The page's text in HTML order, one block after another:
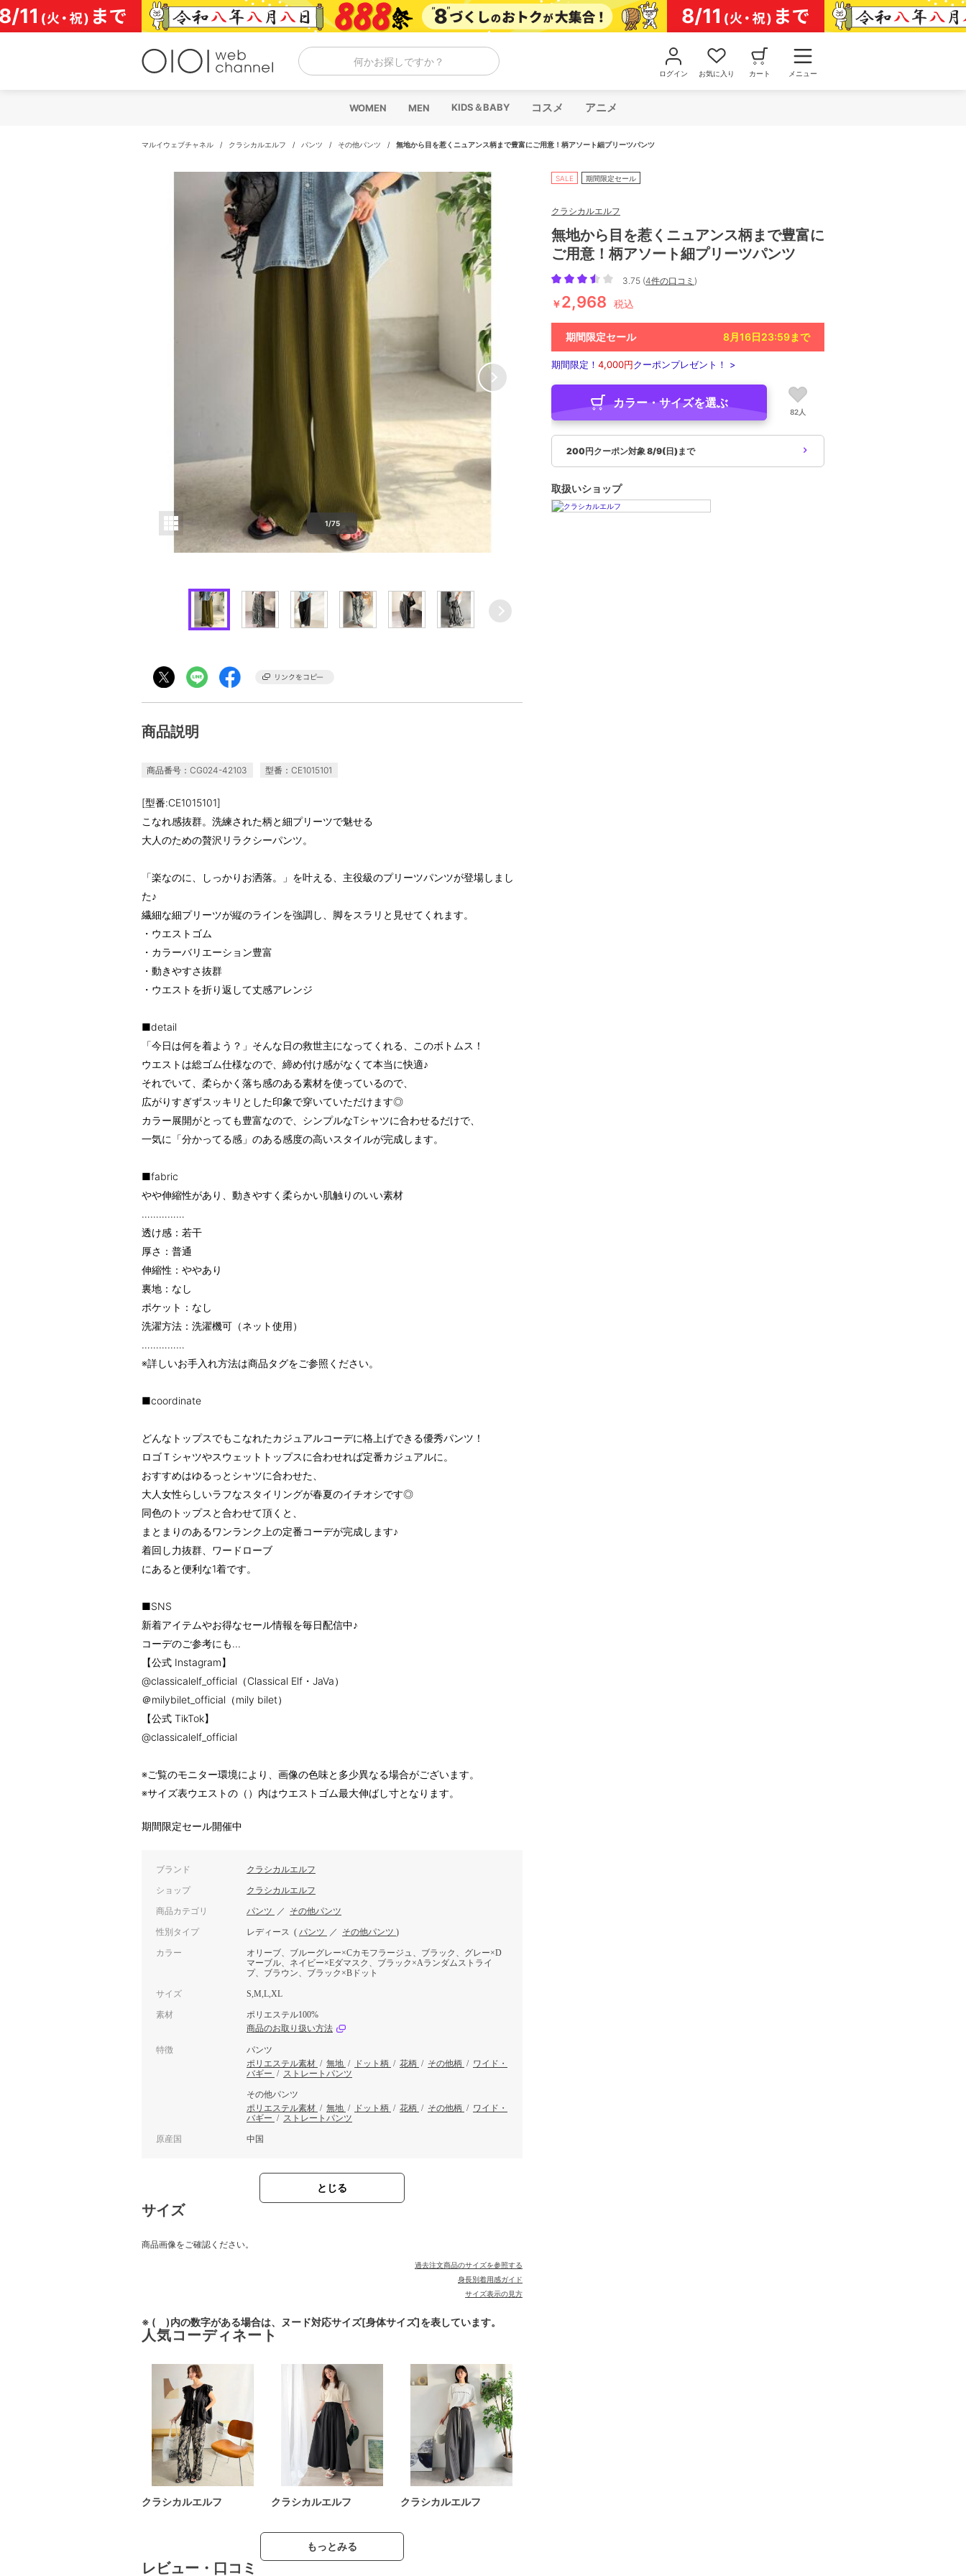
コ
ン
テ
何かお探しですか？
ログイン お気に入り カート メニュー
WOMEN MEN KIDS＆BABY コスメ アニメ
マルイウェブチャネル / クラシカルエルフ / パンツ / その他パンツ / 無地から目を惹くニュアンス柄まで豊富にご用意！柄アソート細プリーツパンツ
1/75
商品説明
商品番号：CG024-42103 型番：CE1015101
[型番:CE1015101]
こなれ感抜群。洗練された柄と細プリーツで魅せる
大人のための贅沢リラクシーパンツ。
「楽なのに、しっかりお洒落。」を叶える、主役級のプリーツパンツが登場しまし
た♪
繊細な細プリーツが縦のラインを強調し、脚をスラリと見せてくれます。
・ウエストゴム
・カラーバリエーション豊富
・動きやすさ抜群
・ウエストを折り返して丈感アレンジ
■detail
「今日は何を着よう？」そんな日の救世主になってくれる、このボトムス！
ウエストは総ゴム仕様なので、締め付け感がなくて本当に快適♪
それでいて、柔らかく落ち感のある素材を使っているので、
広がりすぎずスッキリとした印象で穿いていただけます◎
カラー展開がとっても豊富なので、シンプルなTシャツに合わせるだけで、
一気に「分かってる感」のある感度の高いスタイルが完成します。
■fabric
やや伸縮性があり、動きやすく柔らかい肌触りのいい素材
……………
透け感：若干
厚さ：普通
伸縮性：ややあり
裏地：なし
ポケット：なし
洗濯方法：洗濯機可（ネット使用）
……………
※詳しいお手入れ方法は商品タグをご参照ください。
■coordinate
どんなトップスでもこなれたカジュアルコーデに格上げできる優秀パンツ！
ロゴＴシャツやスウェットトップスに合わせれば定番カジュアルに。
おすすめはゆるっとシャツに合わせた、
大人女性らしいラフなスタイリングが春夏のイチオシです◎
同色のトップスと合わせて頂くと、
まとまりのあるワンランク上の定番コーデが完成します♪
着回し力抜群、ワードローブ
にあると便利な1着です。
■SNS
新着アイテムやお得なセール情報を毎日配信中♪
コーデのご参考にも...
【公式 Instagram】
@classicalelf_official（Classical Elf・JaVa）
＠milybilet_official（mily bilet）
【公式 TikTok】
@classicalelf_official
※ご覧のモニター環境により、画像の色味と多少異なる場合がございます。
※サイズ表ウエストの（）内はウエストゴム最大伸ばし寸となります。
期間限定セール開催中
ブランド クラシカルエルフ
ショップ クラシカルエルフ
商品カテゴリ パンツ ／ その他パンツ
性別タイプ レディース ( パンツ ／ その他パンツ )
カラー
オリーブ、ブルーグレー×Cカモフラージュ、ブラック、グレー×D
マーブル、ネイビー×Eダマスク、ブラック×Aランダムストライ
プ、ブラウン、ブラック×Bドット
サイズ S,M,L,XL
素材
ポリエステル100%
商品のお取り扱い方法
特徴
パンツ
ポリエステル素材 / 無地 / ドット柄 / 花柄 / その他柄 / ワイド・
バギー / ストレートパンツ
その他パンツ
ポリエステル素材 / 無地 / ドット柄 / 花柄 / その他柄 / ワイド・
バギー / ストレートパンツ
原産国 中国
とじる
サイズ
商品画像をご確認ください。
過去注文商品のサイズを参照する
身長別着用感ガイド
サイズ表示の見方
※ ( )内の数字がある場合は、ヌード対応サイズ[身体サイズ]を表しています。
人気コーディネート
クラシカルエルフ クラシカルエルフ クラシカルエルフ
もっとみる
レビュー・口コミ
SALE 期間限定セール
クラシカルエルフ
無地から目を惹くニュアンス柄まで豊富に
ご用意！柄アソート細プリーツパンツ
3.75 (4件の口コミ )
￥2,968 税込
期間限定セール 8月16日23:59まで
期間限定！ 4,000円クーポンプレゼント！ >
カラー・サイズを選ぶ
82人
200円クーポン対象 8/9(日)まで
取扱いショップ